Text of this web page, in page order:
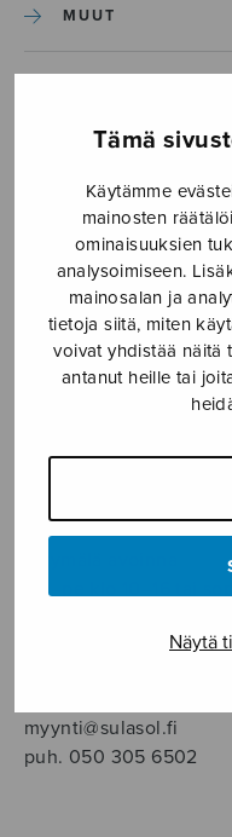
Tämä
Käytämme
mainosten
ominaisuuksien
analysoimiseen.
mainosalan ja
tietoja siitä, miten
voivat yhdistää näitä
antanut heille tai
Näytä
MUUT
SEKAKUORO
SOITINKOULUT
SOITINMUSIIKKI
YKSINLAULU
Sulasol
ma–pe klo 10–16 tai
Tallberginkatu 1 B, 1,5
myynti@sulasol.fi
puh. 050 305 6502